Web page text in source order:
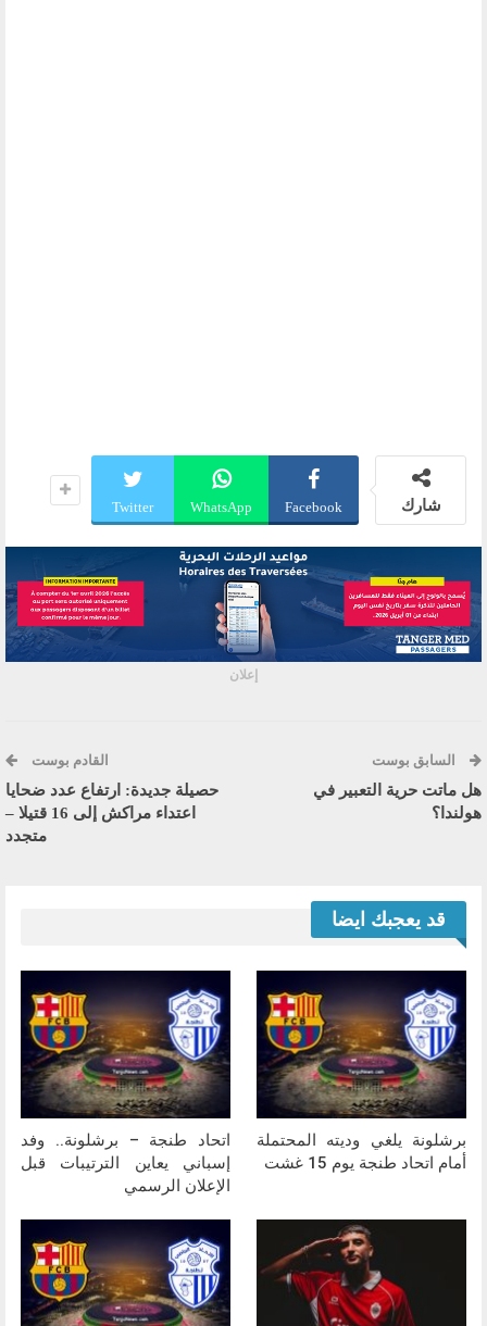
شارك Facebook
WhatsApp
Twitter
إعلان
السابق بوست
هل ماتت حرية التعبير في
هولندا؟
القادم بوست
حصيلة جديدة: ارتفاع عدد ضحايا
اعتداء مراكش إلى 16 قتيلا –
متجدد
قد يعجبك ايضا
برشلونة يلغي وديته المحتملة
أمام اتحاد طنجة يوم 15 غشت
اتحاد طنجة – برشلونة.. وفد
إسباني يعاين الترتيبات قبل
الإعلان الرسمي